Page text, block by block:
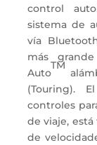
control
sistema de
vía
más
Auto
TM
(Touring).
controles
de viaje,
de